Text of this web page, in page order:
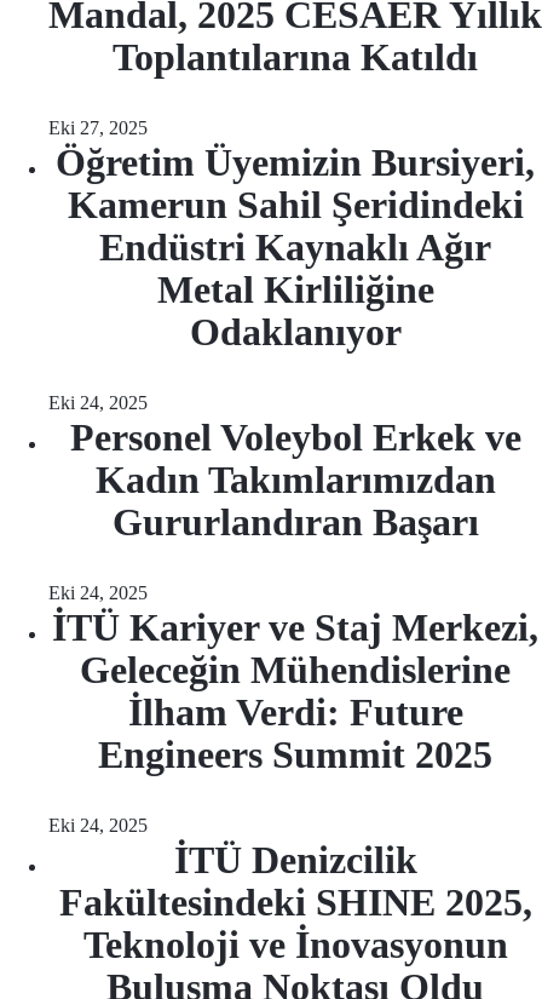
Mandal, 2025 CESAER Yıllık
Toplantılarına Katıldı
Eki 27, 2025
Öğretim Üyemizin Bursiyeri,
Kamerun Sahil Şeridindeki
Endüstri Kaynaklı Ağır
Metal Kirliliğine
Odaklanıyor
Eki 24, 2025
Personel Voleybol Erkek ve
Kadın Takımlarımızdan
Gururlandıran Başarı
Eki 24, 2025
İTÜ Kariyer ve Staj Merkezi,
Geleceğin Mühendislerine
İlham Verdi: Future
Engineers Summit 2025
Eki 24, 2025
İTÜ Denizcilik
Fakültesindeki SHINE 2025,
Teknoloji ve İnovasyonun
Buluşma Noktası Oldu